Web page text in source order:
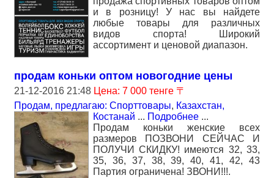
и в розницу! У нас вы найдете
любые товары для различных
видов спорта! Широкий
ассортимент и ценовой диапазон.
продам коньки оптом новогодние цены
21-12-2016 21:48 Цена: 7 000 тенге 〒
Продам, предлагаю: Спорттовары, Казахстан,
Костанай ... Подробнее ...
Продам коньки женские всех
размеров ПОЗВОНИ СЕЙЧАС И
ПОЛУЧИ СКИДКУ! имеются 32, 33,
35, 36, 37, 38, 39, 40, 41, 42, 43
Партия ограничена! ЗВОНИ!!!.